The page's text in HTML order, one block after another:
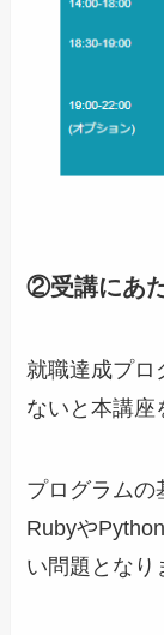
②受講にあ
就職達成プロ
ないと本講座
プログラムの
Rubyや
い問題となり